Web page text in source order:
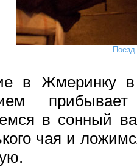
в Жмеринку
в сонный
чая и